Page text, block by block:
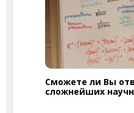
Сможете ли Вы
сложнейших